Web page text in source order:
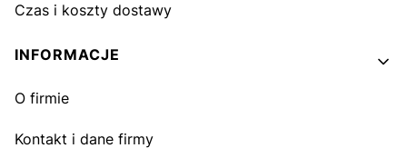
Czas i koszty dostawy
INFORMACJE
O firmie
Kontakt i dane firmy